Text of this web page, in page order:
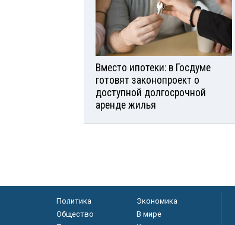
Вместо ипотеки: в Госдуме
готовят законопроект о
доступной долгосрочной
аренде жилья
Политика
Экономика
Общество
В мире